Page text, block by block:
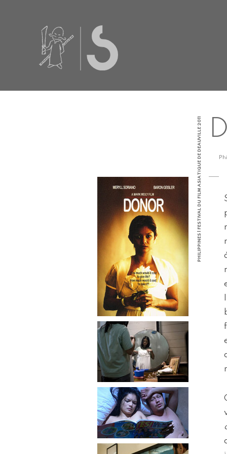
PHILIPPINES | FESTIVAL DU FILM ASIATIQUE DE DEAUVILLE 2011